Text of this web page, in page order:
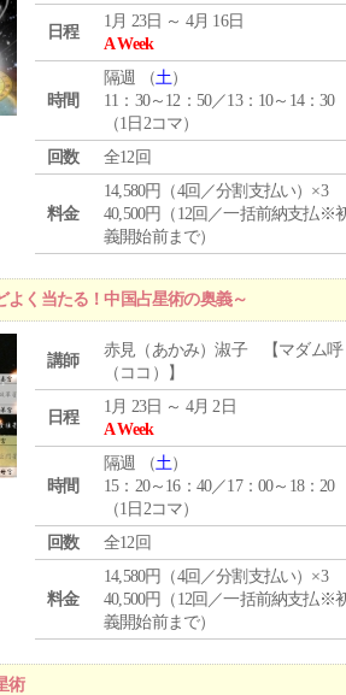
日程
1月 23日 ～ 4月 16日
A Week
時間
隔週 （土）
11：30～12：50／13：10～14：30
（1日2コマ）
回数
全12回
料金
14,580円（4回／分割支払い）×3
40,500円（12回／一括前納支払※
義開始前まで）
く当たる！中国占星術の奥義～
講師
赤見（あかみ）淑子 【マダム呼
（ココ）】
日程
1月 23日 ～ 4月 2日
A Week
時間
隔週 （土）
15：20～16：40／17：00～18：20
（1日2コマ）
回数
全12回
料金
14,580円（4回／分割支払い）×3
40,500円（12回／一括前納支払※
義開始前まで）
術